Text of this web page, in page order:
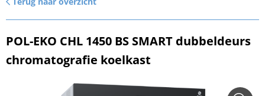
POL-EKO CHL 1450 BS SMART dubbeldeurs
chromatografie koelkast